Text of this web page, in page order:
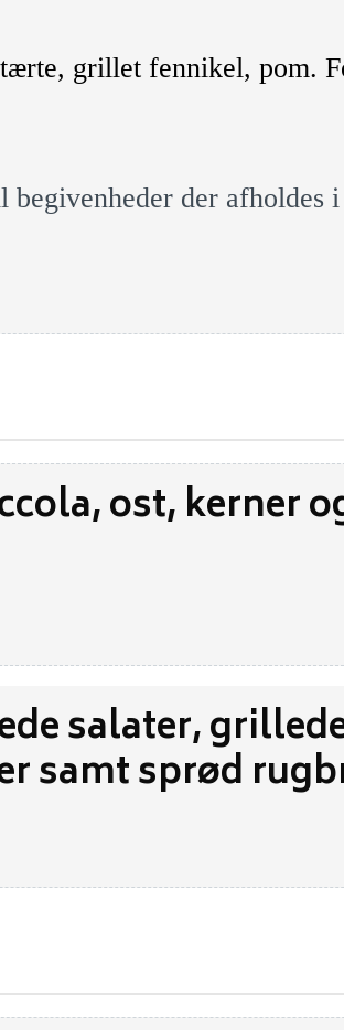
grillet fennikel, pom.
der afholdes
ost, kerner
salater,
samt sprød